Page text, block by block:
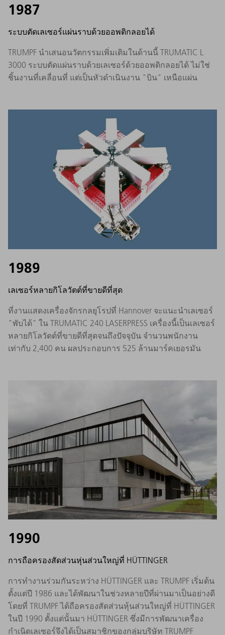
1987
ระบบตัดเลเซอร์แผ่นราบด้วยออพติกลอยได้
TRUMPF นำเสนอนวัตกรรมเพิ่มเติมในด้านนี้ TRUMATIC L
3000 ระบบตัดแผ่นราบด้วยเลเซอร์ด้วยออพติกลอยได้ ไม่ใช่
ชิ้นงานที่เคลื่อนที่ แต่เป็นหัวดำเนินงาน "บิน" เหนือแผ่น
1989
เลเซอร์หลายกิโลวัตต์ที่ขายดีที่สุด
ที่งานแสดงเครื่องจักรกลยุโรปที่ Hannover จะแนะนำเลเซอร์
"พับได้" ใน TRUMATIC 240 LASERPRESS เครื่องนี้เป็นเลเซอร์
หลายกิโลวัตต์ที่ขายดีที่สุดจนถึงปัจจุบัน จำนวนพนักงาน
เท่ากับ 2,400 คน ผลประกอบการ 525 ล้านมาร์คเยอรมัน
1990
การถือครองสัดส่วนหุ่นส่วนใหญ่ที่ HÜTTINGER
การทำงานร่วมกันระหว่าง HÜTTINGER และ TRUMPF เริ่มต้น
ตั้งแต่ปี 1986 และได้พัฒนาในช่วงหลายปีที่ผ่านมาเป็นอย่างดี
โดยที่ TRUMPF ได้ถือครองสัดส่วนหุ้นส่วนใหญ่ที่ HÜTTINGER
ในปี 1990 ตั้งแต่นั้นมา HÜTTINGER ซึ่งมีการพัฒนาเครื่อง
กำเนิดเลเซอร์จึงได้เป็นสมาชิกของกลุ่มบริษัท TRUMPF